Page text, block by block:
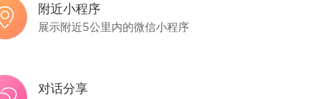
附近小程序
展示附近5公里内的微信小程序
对话分享